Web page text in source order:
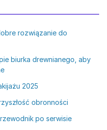
rozwiązanie do
biurka drewnianego, aby
2025
obronności
po serwisie